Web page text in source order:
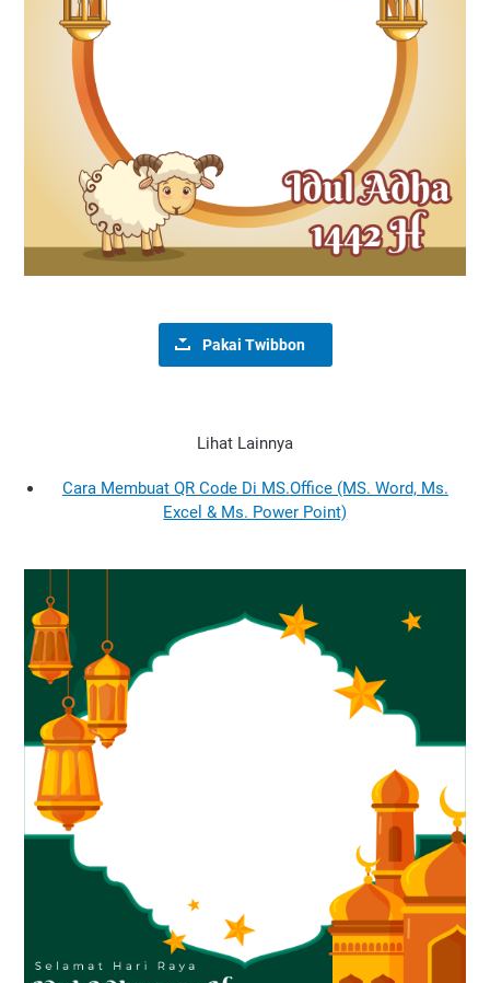
Pakai Twibbon
Lihat Lainnya
Cara Membuat QR Code Di MS.Office (MS. Word, Ms.
Excel & Ms. Power Point)